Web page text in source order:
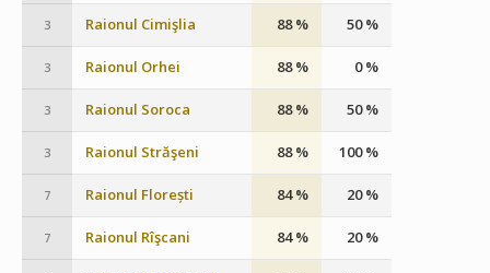
3 Raionul Cimişlia 88 % 50 %
3 Raionul Orhei 88 % 0 %
3 Raionul Soroca 88 % 50 %
3 Raionul Străşeni 88 % 100 %
7 Raionul Florești 84 % 20 %
7 Raionul Rîşcani 84 % 20 %